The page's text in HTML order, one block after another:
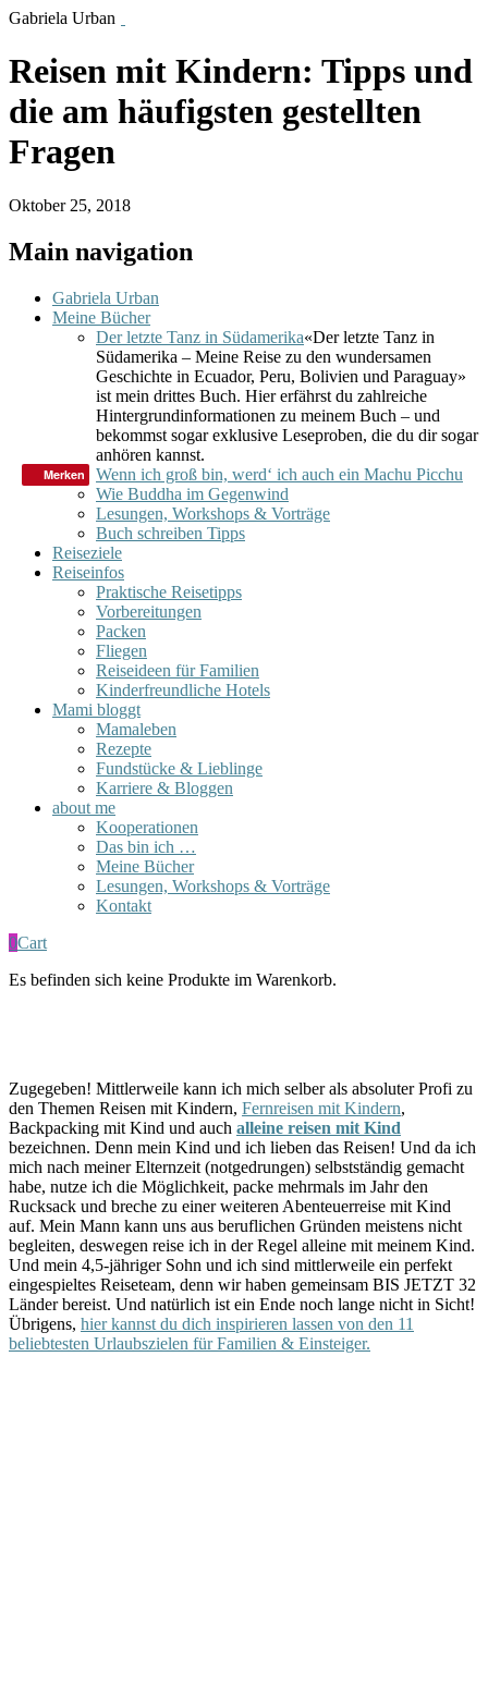
Gabriela Urban
Reisen mit Kindern: Tipps und
die am häufigsten gestellten
Fragen
Oktober 25, 2018
Main navigation
Gabriela Urban
Meine Bücher
Der letzte Tanz in Südamerika«Der letzte Tanz in
Südamerika – Meine Reise zu den wundersamen
Geschichte in Ecuador, Peru, Bolivien und Paraguay»
ist mein drittes Buch. Hier erfährst du zahlreiche
Hintergrundinformationen zu meinem Buch – und
bekommst sogar exklusive Leseproben, die du dir sogar
anhören kannst.
Wenn ich groß bin, werd‘ ich auch ein Machu Picchu
Wie Buddha im Gegenwind
Lesungen, Workshops & Vorträge
Buch schreiben Tipps
Reiseziele
Reiseinfos
Praktische Reisetipps
Vorbereitungen
Packen
Fliegen
Reiseideen für Familien
Kinderfreundliche Hotels
Mami bloggt
Mamaleben
Rezepte
Fundstücke & Lieblinge
Karriere & Bloggen
about me
Kooperationen
Das bin ich …
Meine Bücher
Lesungen, Workshops & Vorträge
Kontakt
0Cart
Es befinden sich keine Produkte im Warenkorb.
Zugegeben! Mittlerweile kann ich mich selber als absoluter Profi zu
den Themen Reisen mit Kindern, Fernreisen mit Kindern,
Backpacking mit Kind und auch alleine reisen mit Kind
bezeichnen. Denn mein Kind und ich lieben das Reisen! Und da ich
mich nach meiner Elternzeit (notgedrungen) selbstständig gemacht
habe, nutze ich die Möglichkeit, packe mehrmals im Jahr den
Rucksack und breche zu einer weiteren Abenteuerreise mit Kind
auf. Mein Mann kann uns aus beruflichen Gründen meistens nicht
begleiten, deswegen reise ich in der Regel alleine mit meinem Kind.
Und mein 4,5-jähriger Sohn und ich sind mittlerweile ein perfekt
eingespieltes Reiseteam, denn wir haben gemeinsam BIS JETZT 32
Länder bereist. Und natürlich ist ein Ende noch lange nicht in Sicht!
Übrigens, hier kannst du dich inspirieren lassen von den 11
beliebtesten Urlaubszielen für Familien & Einsteiger.
Merken